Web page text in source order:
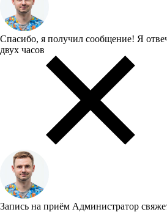
Спасибо, я получил сообщение! Я
двух часов
Запись на приём Администратор